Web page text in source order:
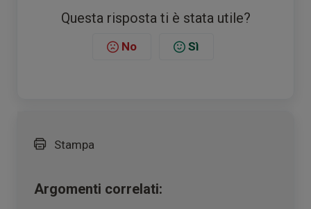
Questa risposta ti è stata utile?
No Sì
Stampa
Argomenti correlati: